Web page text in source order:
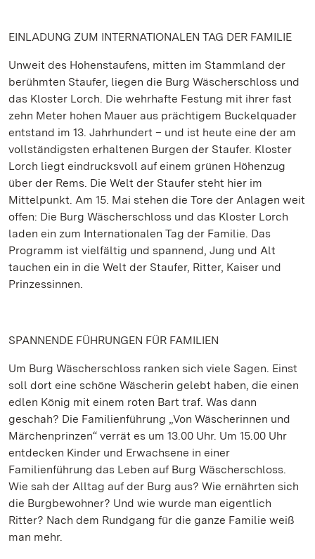
EINLADUNG ZUM INTERNATIONALEN TAG DER FAMILIE
Unweit des Hohenstaufens, mitten im Stammland der
berühmten Staufer, liegen die Burg Wäscherschloss und
das Kloster Lorch. Die wehrhafte Festung mit ihrer fast
zehn Meter hohen Mauer aus prächtigem Buckelquader
entstand im 13. Jahrhundert – und ist heute eine der am
vollständigsten erhaltenen Burgen der Staufer. Kloster
Lorch liegt eindrucksvoll auf einem grünen Höhenzug
über der Rems. Die Welt der Staufer steht hier im
Mittelpunkt. Am 15. Mai stehen die Tore der Anlagen weit
offen: Die Burg Wäscherschloss und das Kloster Lorch
laden ein zum Internationalen Tag der Familie. Das
Programm ist vielfältig und spannend, Jung und Alt
tauchen ein in die Welt der Staufer, Ritter, Kaiser und
Prinzessinnen.
SPANNENDE FÜHRUNGEN FÜR FAMILIEN
Um Burg Wäscherschloss ranken sich viele Sagen. Einst
soll dort eine schöne Wäscherin gelebt haben, die einen
edlen König mit einem roten Bart traf. Was dann
geschah? Die Familienführung „Von Wäscherinnen und
Märchenprinzen“ verrät es um 13.00 Uhr. Um 15.00 Uhr
entdecken Kinder und Erwachsene in einer
Familienführung das Leben auf Burg Wäscherschloss.
Wie sah der Alltag auf der Burg aus? Wie ernährten sich
die Burgbewohner? Und wie wurde man eigentlich
Ritter? Nach dem Rundgang für die ganze Familie weiß
man mehr.